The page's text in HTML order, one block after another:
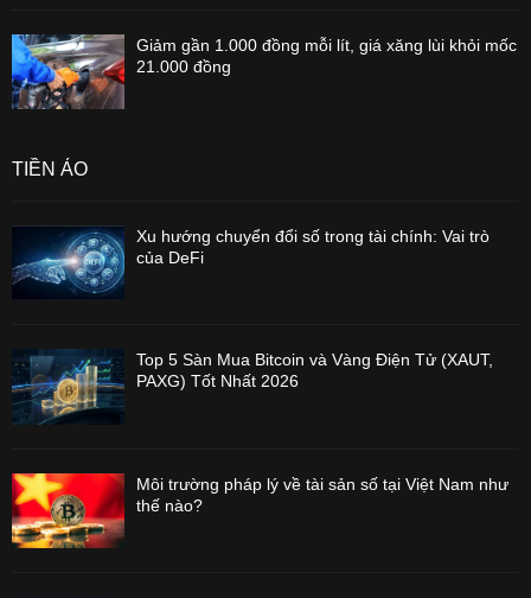
Giảm gần 1.000 đồng mỗi lít, giá xăng lùi khỏi mốc
21.000 đồng
TIỀN ẢO
Xu hướng chuyển đổi số trong tài chính: Vai trò
của DeFi
Top 5 Sàn Mua Bitcoin và Vàng Điện Tử (XAUT,
PAXG) Tốt Nhất 2026
Môi trường pháp lý về tài sản số tại Việt Nam như
thế nào?